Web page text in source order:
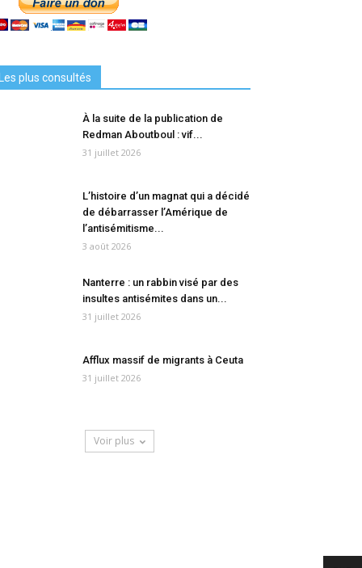
Les plus consultés
À la suite de la publication de
Redman Aboutboul : vif...
31 juillet 2026
L’histoire d’un magnat qui a décidé
de débarrasser l’Amérique de
l’antisémitisme...
3 août 2026
Nanterre : un rabbin visé par des
insultes antisémites dans un...
31 juillet 2026
Afflux massif de migrants à Ceuta
31 juillet 2026
Voir plus